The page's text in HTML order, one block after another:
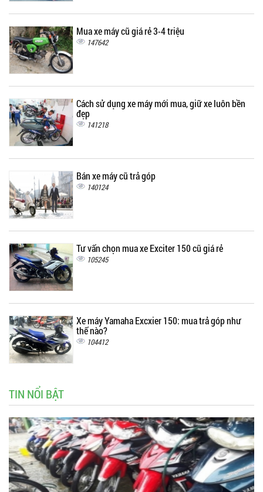
Mua xe máy cũ giá rẻ 3-4 triệu
147642
Cách sử dụng xe máy mới mua, giữ xe luôn bền
đẹp
141218
Bán xe máy cũ trả góp
140124
Tư vấn chọn mua xe Exciter 150 cũ giá rẻ
105245
Xe máy Yamaha Excxier 150: mua trả góp như
thế nào?
104412
TIN NỔI BẬT